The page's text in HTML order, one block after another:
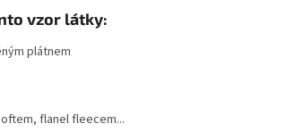
vzor látky:
plátnem
flanel fleecem...